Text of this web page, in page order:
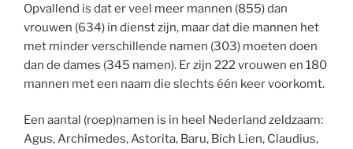
Opvallend is dat er veel meer mannen (855) dan
vrouwen (634) in dienst zijn, maar dat die mannen het
met minder verschillende namen (303) moeten doen
dan de dames (345 namen). Er zijn 222 vrouwen en 180
mannen met een naam die slechts één keer voorkomt.
Een aantal (roep)namen is in heel Nederland zeldzaam:
Agus, Archimedes, Astorita, Baru, Bich Lien, Claudius,